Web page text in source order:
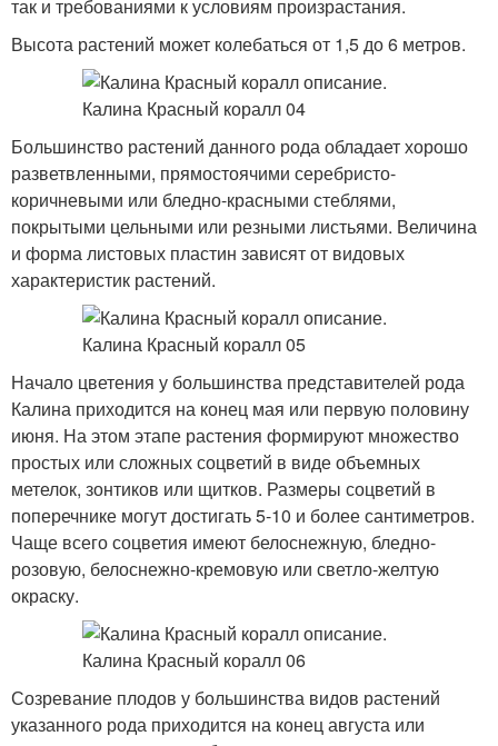
так и требованиями к условиям произрастания.
Высота растений может колебаться от 1,5 до 6 метров.
Большинство растений данного рода обладает хорошо
разветвленными, прямостоячими серебристо-
коричневыми или бледно-красными стеблями,
покрытыми цельными или резными листьями. Величина
и форма листовых пластин зависят от видовых
характеристик растений.
Начало цветения у большинства представителей рода
Калина приходится на конец мая или первую половину
июня. На этом этапе растения формируют множество
простых или сложных соцветий в виде объемных
метелок, зонтиков или щитков. Размеры соцветий в
поперечнике могут достигать 5-10 и более сантиметров.
Чаще всего соцветия имеют белоснежную, бледно-
розовую, белоснежно-кремовую или светло-желтую
окраску.
Созревание плодов у большинства видов растений
указанного рода приходится на конец августа или